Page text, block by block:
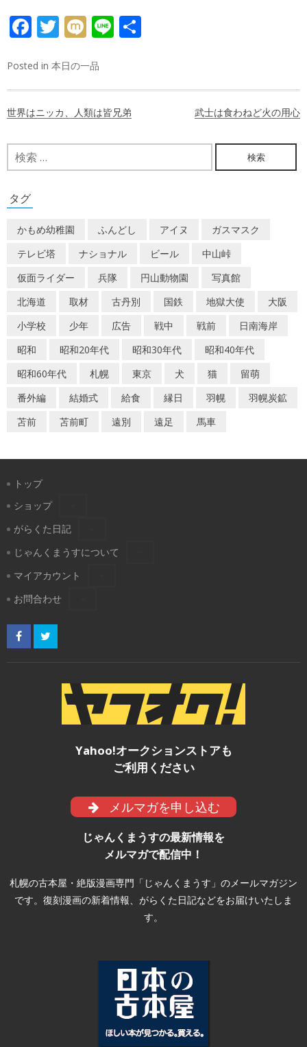
FACEBOOK
TWITTER
MIXILINE
Posted in 本日の一品
稿
ナ
ビ
ゲ
ー
シ
ョ
ン
世界はニッカ、人類は皆兄弟 武士は食わねど火の用心
検
索:
タグ
かもめ幼稚園 ふんどし アイヌ
ガスマスク
テレビ塔
ナショナル ビール
中山峠
仮面ライダー
兵隊 円山動物園
写真館
北海道
取材 古丹別 国鉄 地獄大使
大阪
小学校
少年 広告 戦中 戦前
日南海岸
昭和
昭和20年代 昭和30年代
昭和40年代
昭和60年代
札幌 東京 犬 猫
留萌
番外編
結婚式 給食 縁日 羽幌
羽幌炭鉱
苫前
苫前町 遠別 遠足 馬車
トップ
ショップ
がらくた日記
じゃんくまうすについて
マイアカウント
お問合わせ
Yahoo!オークションストアも
ご利用ください
メルマガを申し込む
じゃんくまうすの最新情報を
メルマガで配信中！
札幌の古本屋・絶版漫画専門「じゃんくまうす」のメールマガジン
です。復刻漫画の新着情報、がらくた日記などをお届けいたしま
す。